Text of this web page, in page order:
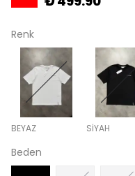
Renk
BEYAZ SİYAH
Beden